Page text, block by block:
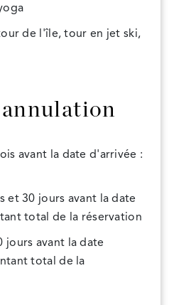
de l'île, tour en jet ski,
avant la date d'arrivée :
et 30 jours avant la date
total de la réservation
jours avant la date
total de la